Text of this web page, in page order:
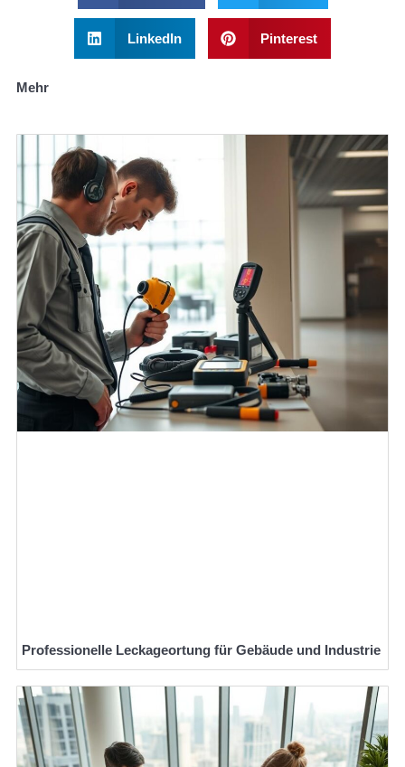
LinkedIn Pinterest
Mehr
Professionelle Leckageortung für Gebäude und Industrie